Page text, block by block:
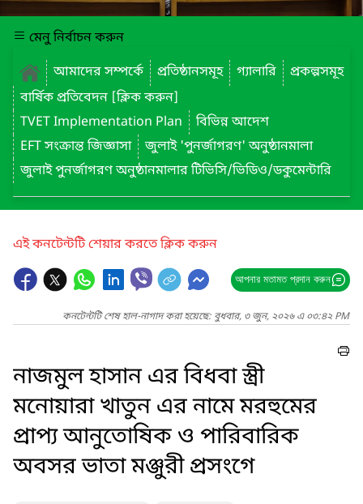
মেনু নির্বাচন করুন
আমাদের সম্পর্কে
প্রতিষ্ঠানসমূহ গ্যালারি
প্রকল্পসমূহ
বার্ষিক প্রতিবেদন [ক্লিক করুন]
TVET Implementation Plan
বিভিন্ন আদেশ
EFT সংক্রান্ত জিজ্ঞাসা
জুলাই 'পুনর্জাগরণ' অনুষ্ঠানমালা
জুলাই পুনর্জাগরণ অনুষ্ঠানমালার টিভিসি/ভিডিও/ডকুমেন্টারি
এই কনটেন্টটি শেয়ার করতে ক্লিক করুন
আপনার মতামত প্রদান করুন
কনটেন্টটি শেষ হাল-নাগাদ করা হয়েছে: বুধবার, ৩ জুন, ২০২৬ এ ০৩:৪২ PM
নাজমুল হাসান এর বিধবা স্ত্রী
মনোয়ারা খাতুন এর নামে মরহুমের
প্রাপ্য আনুতোষিক ও পারিবারিক
অবসর ভাতা মঞ্জুরী প্রসংগে